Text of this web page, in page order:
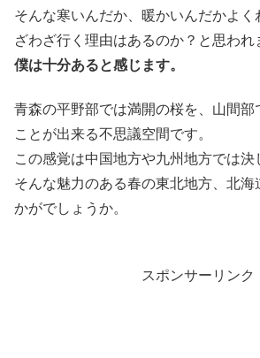
そんな寒いんだか、暖かいんだかよく
ざわざ行く理由はあるのか？と思われ
僕は十分あると感じます。
青森の平野部では満開の桜を、山間部
ことが出来る不思議空間です。
この感覚は中国地方や九州地方では決
そんな魅力のある春の東北地方、北海
かがでしょうか。
スポンサーリンク